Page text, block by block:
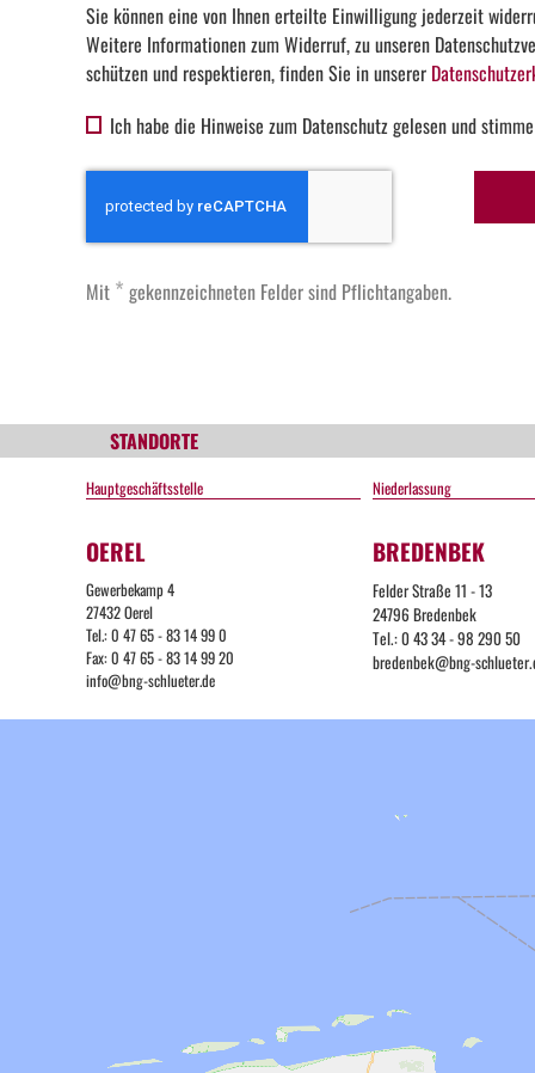
Sie können eine von Ihnen erteilte Einwilligung jederzeit
Weitere Informationen zum Widerruf, zu unseren
schützen und respektieren, finden Sie in unserer
Ich habe die Hinweise zum Datenschutz gelesen und
Mit * gekennzeichneten Felder sind Pflichtangaben.
STANDORTE
Hauptgeschäftsstelle
OEREL
Gewerbekamp 4
27432 Oerel
Tel.: 0 47 65 - 83 14 99 0
Fax: 0 47 65 - 83 14 99 20
info@bng-schlueter.de
Niederlassung
BREDENBEK
Felder Straße 11 - 13
24796 Bredenbek
Tel.: 0 43 34 - 98 290 50
bredenbek@bng-